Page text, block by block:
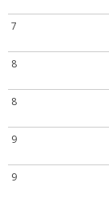
7
8
8
9
9